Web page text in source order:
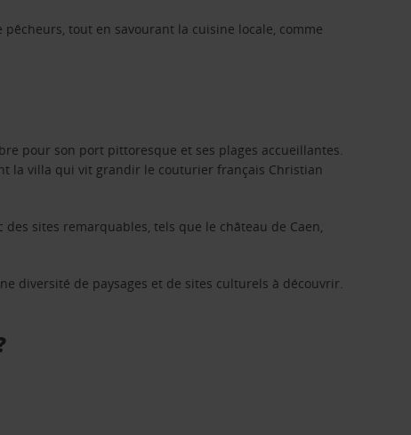
tout en savourant la cuisine locale, comme
pour son port pittoresque et ses plages accueillantes.
la villa qui vit grandir le couturier français Christian
des sites remarquables, tels que le château de Caen,
diversité de paysages et de sites culturels à découvrir.